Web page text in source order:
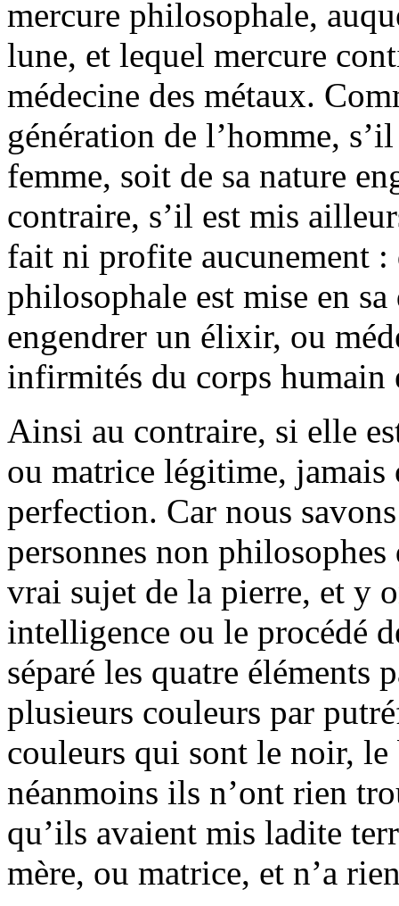
mercure philosophale,
lune, et lequel mercure
médecine des métaux.
génération de l’homme,
femme, soit de sa nature
contraire, s’il est mis
fait ni profite aucunement :
philosophale est mise en
engendrer un élixir, ou
infirmités du corps humain
Ainsi au contraire, si elle
ou matrice légitime, jamais
perfection. Car nous
personnes non
vrai sujet de la pierre, et y
intelligence ou le procédé
séparé les quatre
plusieurs couleurs par
couleurs qui sont le noir,
néanmoins ils n’ont rien
qu’ils avaient mis ladite
mère, ou matrice, et n’a